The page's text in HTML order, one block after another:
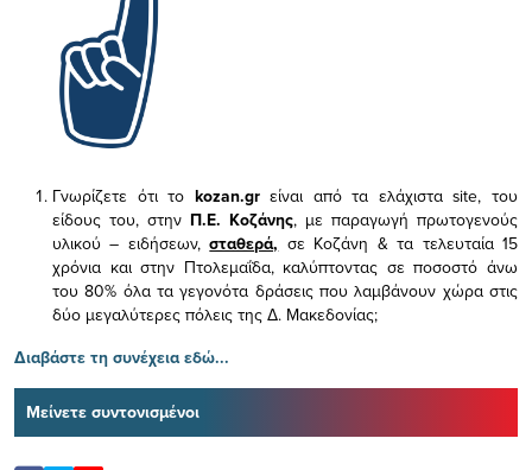
Γνωρίζετε ότι το kozan.gr είναι από τα ελάχισταsite, του
είδους του, στην Π.Ε. Κοζάνης, με παραγωγή πρωτογενούς
υλικού – ειδήσεων,σταθερά, σε Κοζάνη & τα τελευταία 15
χρόνια και στην Πτολεμαΐδα, καλύπτοντας σε ποσοστό άνω
του 80% όλα τα γεγονότα δράσεις που λαμβάνουν χώρα στις
δύο μεγαλύτερες πόλεις της Δ. Μακεδονίας;
Διαβάστε τη συνέχεια εδώ...
Μείνετε συντονισμένοι